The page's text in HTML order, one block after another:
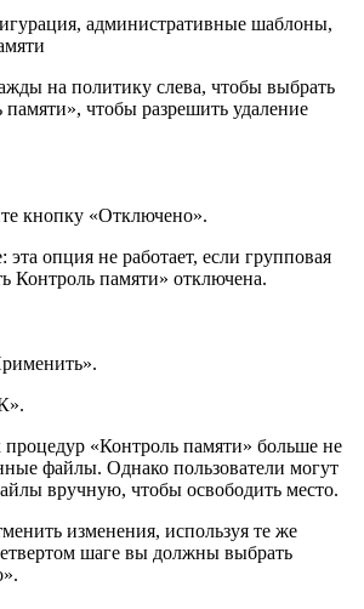
административные шаблоны,
на политику слева, чтобы выбрать
чтобы разрешить удаление
кнопку «Отключено».
опция не работает, если групповая
Контроль памяти» отключена.
«Контроль памяти» больше не
файлы. Однако пользователи могут
вручную, чтобы освободить место.
изменения, используя те же
шаге вы должны выбрать